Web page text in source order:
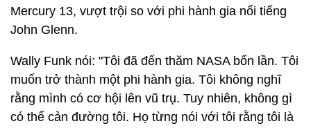
Mercury 13, vượt trội so với phi hành gia nổi tiếng
John Glenn.
Wally Funk nói: "Tôi đã đến thăm NASA bốn lần. Tôi
muốn trở thành một phi hành gia. Tôi không nghĩ
rằng mình có cơ hội lên vũ trụ. Tuy nhiên, không gì
có thể cản đường tôi. Họ từng nói với tôi rằng tôi là